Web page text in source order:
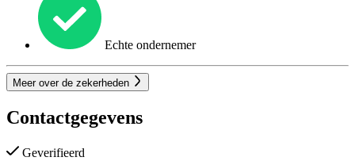
Echte ondernemer
Meer over de zekerheden
Contactgegevens
Geverifieerd